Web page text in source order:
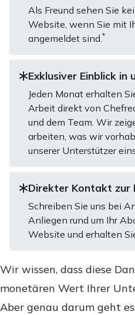
Als Freund sehen Sie
Website, wenn Sie mit
angemeldet sind.*
Exklusiver Einblick in
Jeden Monat erhalten
Arbeit direkt von
und dem Team. Wir
arbeiten, was wir
unserer Unterstützer
Direkter Kontakt zur
Schreiben Sie uns bei
Anliegen rund um Ihr
Website und erhalten
Wir wissen, dass diese
monetären Wert Ihrer
Aber genau darum geht